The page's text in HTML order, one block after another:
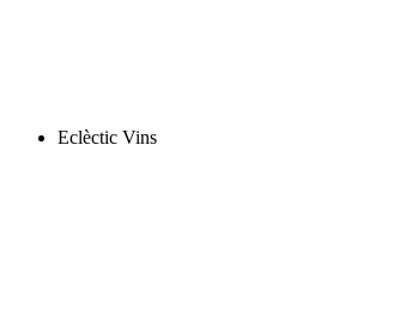
Eclèctic Vins